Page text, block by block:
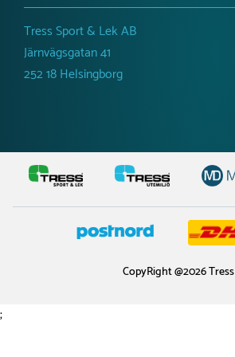
Tress Sport & Lek AB
Järnvägsgatan 41
252 18 Helsingborg
CopyRight @2026 Tress
;